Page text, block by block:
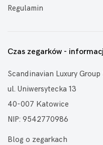
Regulamin
Czas zegarków -
Scandinavian Luxury Group
ul. Uniwersytecka 13
40-007 Katowice
NIP: 9542770986
Blog o zegarkach